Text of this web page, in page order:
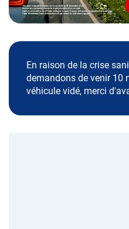
En raison de la crise
demandons de venir 10
véhicule vidé, merci